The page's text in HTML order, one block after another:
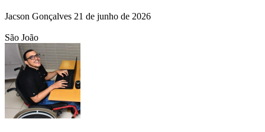
Jacson Gonçalves 21 de junho de 2026
São João